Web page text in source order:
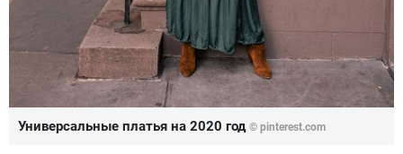
Универсальные платья на 2020 год © pinterest.com